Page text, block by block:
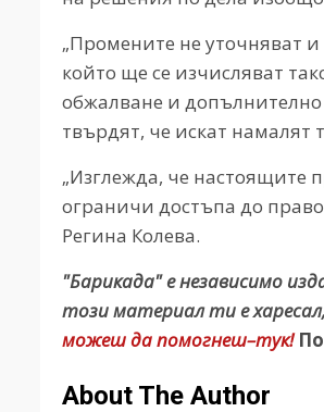
„Промените не уточняват
който ще се изчисляват
обжалване и
твърдят, че искат намалят
„Изглежда, че настоящите
ограничи достъпа до
Регина Колева.
"Барикада" е независимо
този материал ти е
можеш да помогнеш–тук!
About The Author